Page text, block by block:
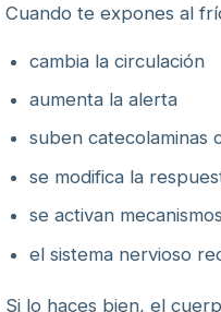
Cuando te expones al
cambia la circulación
aumenta la alerta
suben catecolaminas
se modifica la
se activan
el sistema nervioso
Si lo haces bien, el